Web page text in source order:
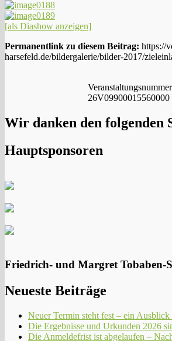
[als Diashow anzeigen]
Permanentlink zu diesem Beitrag: https://
harsefeld.de/bildergalerie/bilder-2017/
26V09900015560000
Wir danken den folgenden
Hauptsponsoren
Friedrich- und Margret Tobaben-
Neueste Beiträge
Neuer Termin steht fest – ein
Die Ergebnisse und Urkunden 2026
Die Anmeldefrist ist abgelaufen –